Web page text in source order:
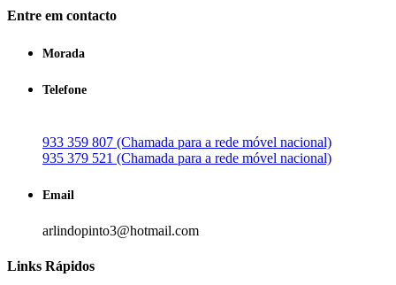
Entre em contacto
Morada
Telefone
933 359 807 (Chamada para a rede móvel nacional)
935 379 521 (Chamada para a rede móvel nacional)
Email
arlindopinto3@hotmail.com
Links Rápidos